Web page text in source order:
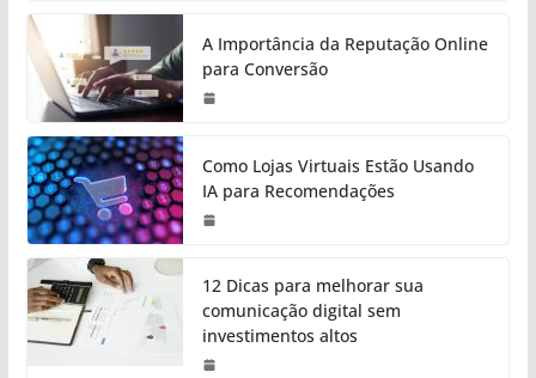
A Importância da Reputação Online
para Conversão
Como Lojas Virtuais Estão Usando
IA para Recomendações
12 Dicas para melhorar sua
comunicação digital sem
investimentos altos